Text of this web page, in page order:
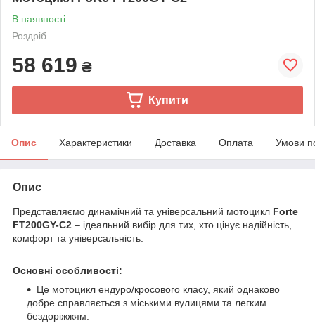
В наявності
Роздріб
58 619 ₴
Купити
Опис Характеристики Доставка Оплата Умови
Опис
Представляємо динамічний та універсальний мотоцикл Forte
FT200GY-C2 – ідеальний вибір для тих, хто цінує надійність,
комфорт та універсальність.
Основні особливості:
Це мотоцикл ендуро/кросового класу, який однаково
добре справляється з міськими вулицями та легким
бездоріжжям.